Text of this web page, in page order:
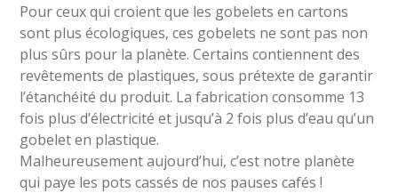
Pour ceux qui croient que les gobelets en cartons
sont plus écologiques, ces gobelets ne sont pas non
plus sûrs pour la planète. Certains contiennent des
revêtements de plastiques, sous prétexte de garantir
l’étanchéité du produit. La fabrication consomme 13
fois plus d’électricité et jusqu’à 2 fois plus d’eau qu’un
gobelet en plastique.
Malheureusement aujourd’hui, c’est notre planète
qui paye les pots cassés de nos pauses cafés !